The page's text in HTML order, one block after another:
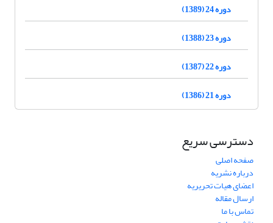
دوره 24 (1389)
دوره 23 (1388)
دوره 22 (1387)
دوره 21 (1386)
دسترسی سریع
صفحه اصلی
درباره نشریه
اعضای هیات تحریریه
ارسال مقاله
تماس با ما